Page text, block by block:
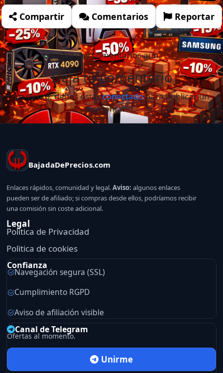
Compartir Comentarios Reportar
No hay comentarios aún.
Deja tu comentario
Lo siento, debes estarconectadopara publicar un
comentario.
BajadaDePrecios.com
Enlaces rápidos, comunidad y legal.Aviso: algunos enlaces
pueden ser de afiliado; si compras desde ellos, podríamos recibir
una comisión sin coste adicional.
Legal
Politica de Privacidad
Politica de cookies
Confianza
Navegación segura (SSL)
Cumplimiento RGPD
Aviso de afiliación visible
Canal de Telegram
Ofertas al momento.
Unirme